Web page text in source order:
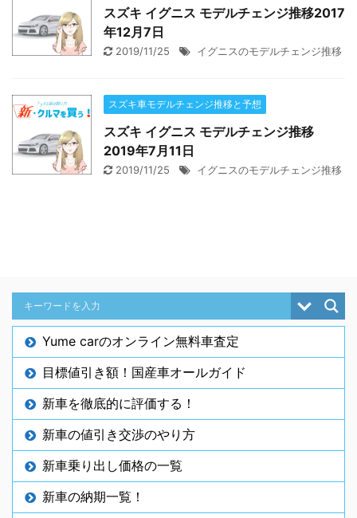
スズキ イグニス モデルチェンジ推移2017
年12月7日
2019/11/25 イグニスのモデルチェンジ推移
スズキ車モデルチェンジ推移と予想
スズキ イグニス モデルチェンジ推移
2019年7月11日
2019/11/25 イグニスのモデルチェンジ推移
Yume carのオンライン無料車査定
目標値引き額！国産車オールガイド
新車を徹底的に評価する！
新車の値引き交渉のやり方
新車乗り出し価格の一覧
新車の納期一覧！